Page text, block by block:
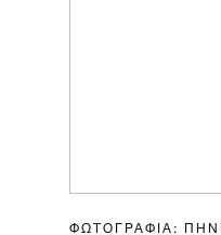
ΦΩΤΟΓΡΑΦΙΑ: